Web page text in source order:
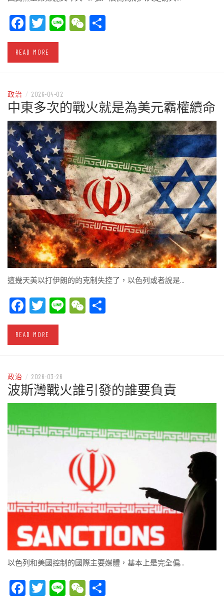
Facebook
Twitter
LineWeChat
READ MORE
政治 / 2026-04-02
中東多次的戰火就是為美元霸權續命
這幾天美以打伊朗的的克制失控了，以色列或者說是…
Facebook
Twitter
LineWeChat
READ MORE
政治 / 2026-03-26
波斯灣戰火誰引發的誰要負責
以色列和美國控制的國際主要媒體，基本上是完全偏…
Facebook
Twitter
LineWeChat